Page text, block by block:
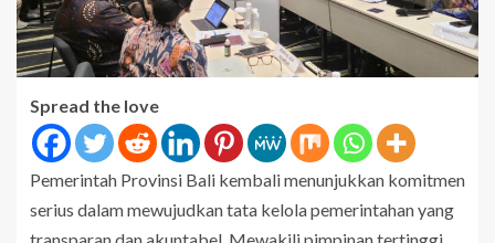
Spread the love
Pemerintah Provinsi Bali kembali menunjukkan komitmen
serius dalam mewujudkan tata kelola pemerintahan yang